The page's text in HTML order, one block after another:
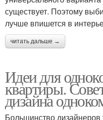
существует. Поэтому
лучше впишется в
читать дальше →
Идеи для
квартиры.
дизайна
Большинство